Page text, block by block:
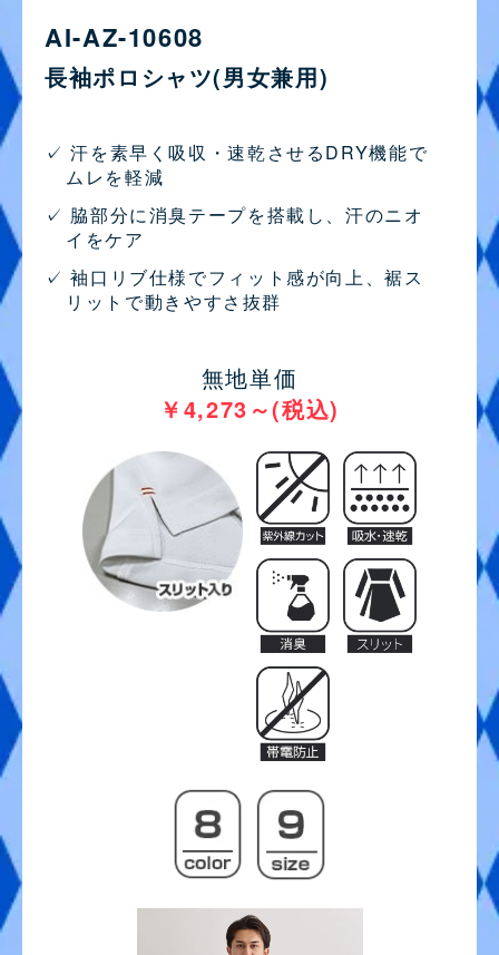
AI-AZ-10608
長袖ポロシャツ(男女兼用)
✓ 汗を素早く吸収・速乾させるDRY機能で
ムレを軽減
✓ 脇部分に消臭テープを搭載し、汗のニオ
イをケア
✓ 袖口リブ仕様でフィット感が向上、裾ス
リットで動きやすさ抜群
無地単価
￥4,273～(税込)